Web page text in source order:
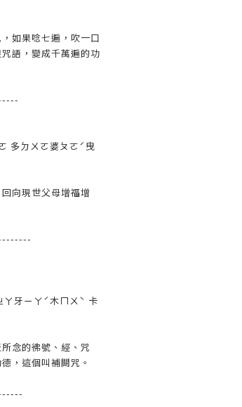
如果唸七遍，吹一口
語，變成千萬遍的功
多ㄉㄨㄛ婆ㄆㄛˊ曳
向現世父母增福增
ㄚ牙ㄧㄚˊ木ㄇㄨˋ 卡
念的彿號、經、咒
，這個叫補闕咒。